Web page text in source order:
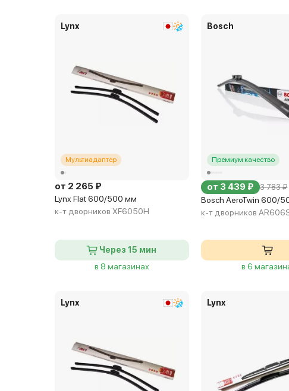
Lynx
Мультиадаптер
от 2 265 ₽
Lynx Flat 600/500 мм
к-т дворников XF6050H
Через 15 мин
в 8 магазинах
Bosch
Премиум качество
от 3 439 ₽ 3 783 ₽
Bosch AeroTwin 600/
к-т дворников
в 6
Lynx Lynx